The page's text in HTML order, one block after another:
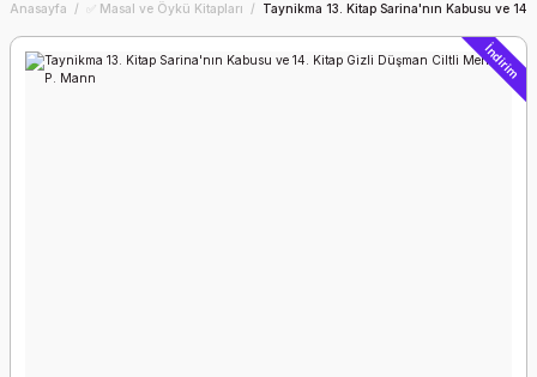
Anasayfa ✅ Masal ve Öykü Kitapları Taynikma 13. Kitap Sarina'nın Kabusu ve
İndirim